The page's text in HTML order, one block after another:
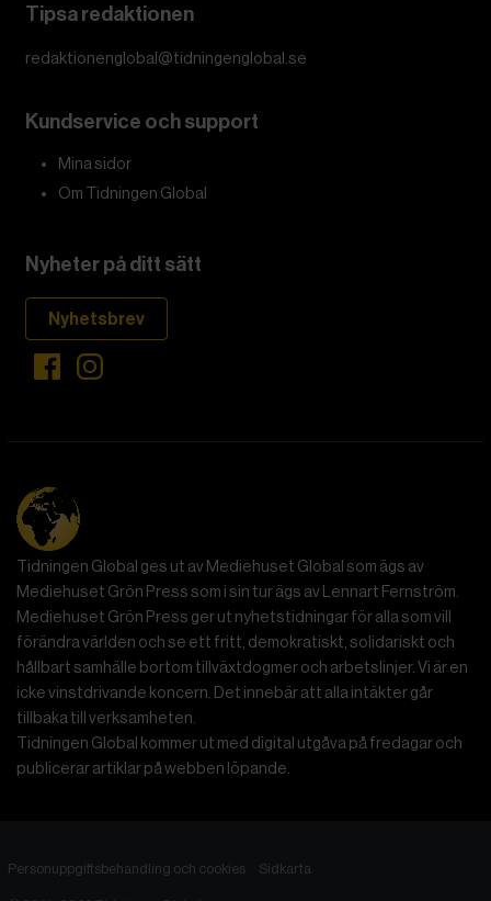
Tipsa redaktionen
redaktionenglobal@tidningenglobal.se
Kundservice och support
Mina sidor
Om Tidningen Global
Nyheter på ditt sätt
Nyhetsbrev
Tidningen Global ges ut av Mediehuset Global som ägs av
Mediehuset Grön Press som i sin tur ägs av Lennart Fernström.
Mediehuset Grön Press ger ut nyhetstidningar för alla som vill
förändra världen och se ett fritt, demokratiskt, solidariskt och
hållbart samhälle bortom tillväxtdogmer och arbetslinjer. Vi är en
icke vinstdrivande koncern. Det innebär att alla intäkter går
tillbaka till verksamheten.
Tidningen Global kommer ut med digital utgåva på fredagar och
publicerar artiklar på webben löpande.
Personuppgiftsbehandling och cookies Sidkarta